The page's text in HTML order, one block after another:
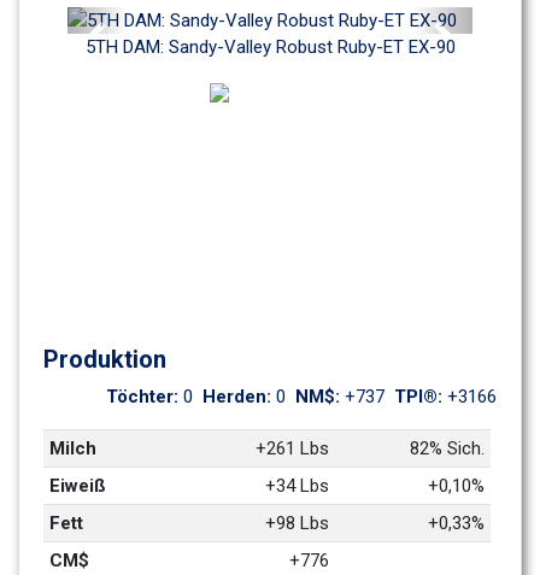
5TH DAM: Sandy-Valley Robust Ruby-ET EX-90
Previous Next
Produktion
Töchter: 0 Herden: 0 NM$: +737 TPI®: +3166
Milch +261 Lbs
82% Sich.
Eiweiß
+34 Lbs
+0,10%
Fett
+98 Lbs
+0,33%
CM$
+776